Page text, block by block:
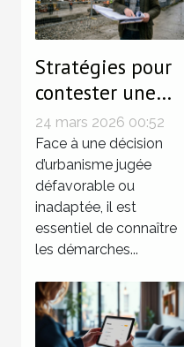
Stratégies pour
contester une
décision
d'urbanisme ?
24 mars 2026 00:52
Face à une décision
d’urbanisme jugée
défavorable ou
inadaptée, il est
essentiel de connaître
les démarches...